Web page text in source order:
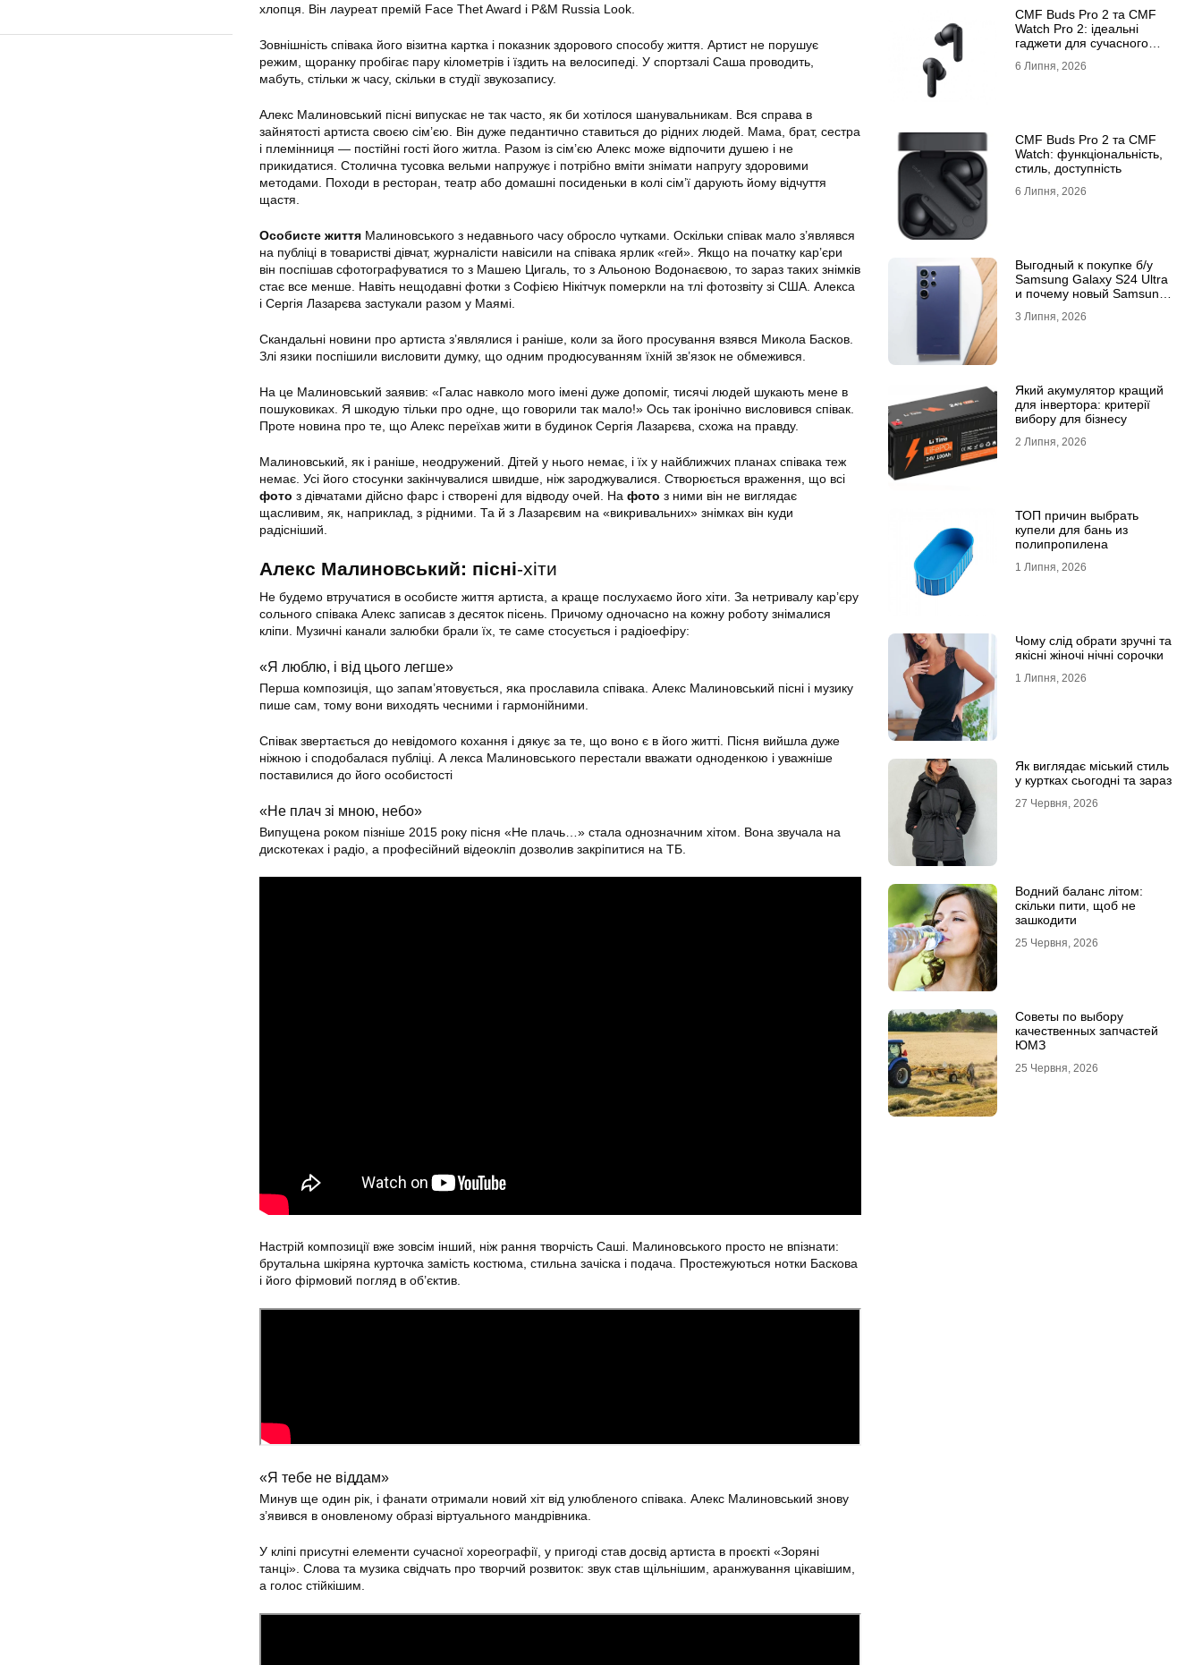
хлопця. Він лауреат премій Face Thet Award і P&M Russia Look.
Зовнішність співака його візитна картка і показник здорового способу життя. Артист не порушує
режим, щоранку пробігає пару кілометрів і їздить на велосипеді. У спортзалі Саша проводить,
мабуть, стільки ж часу, скільки в студії звукозапису.
Алекс Малиновський пісні випускає не так часто, як би хотілося шанувальникам. Вся справа в
зайнятості артиста своєю сім’єю. Він дуже педантично ставиться до рідних людей. Мама, брат, сестра
і племінниця — постійні гості його житла. Разом із сім’єю Алекс може відпочити душею і не
прикидатися. Столична тусовка вельми напружує і потрібно вміти знімати напругу здоровими
методами. Походи в ресторан, театр або домашні посиденьки в колі сім’ї дарують йому відчуття
щастя.
Особисте життя Малиновського з недавнього часу обросло чутками. Оскільки співак мало з’являвся
на публіці в товаристві дівчат, журналісти навісили на співака ярлик «гей». Якщо на початку кар’єри
він поспішав сфотографуватися то з Машею Цигаль, то з Альоною Водонаєвою, то зараз таких знімків
стає все менше. Навіть нещодавні фотки з Софією Нікітчук померкли на тлі фотозвіту зі США. Алекса
і Сергія Лазарєва застукали разом у Маямі.
Скандальні новини про артиста з’являлися і раніше, коли за його просування взявся Микола Басков.
Злі язики поспішили висловити думку, що одним продюсуванням їхній зв’язок не обмежився.
На це Малиновський заявив: «Галас навколо мого імені дуже допоміг, тисячі людей шукають мене в
пошуковиках. Я шкодую тільки про одне, що говорили так мало!» Ось так іронічно висловився співак.
Проте новина про те, що Алекс переїхав жити в будинок Сергія Лазарєва, схожа на правду.
Малиновський, як і раніше, неодружений. Дітей у нього немає, і їх у найближчих планах співака теж
немає. Усі його стосунки закінчувалися швидше, ніж зароджувалися. Створюється враження, що всі
фото з дівчатами дійсно фарс і створені для відводу очей. На фото з ними він не виглядає
щасливим, як, наприклад, з рідними. Та й з Лазарєвим на «викривальних» знімках він куди
радісніший.
Алекс Малиновський: пісні-хіти
Не будемо втручатися в особисте життя артиста, а краще послухаємо його хіти. За нетривалу кар’єру
сольного співака Алекс записав з десяток пісень. Причому одночасно на кожну роботу знімалися
кліпи. Музичні канали залюбки брали їх, те саме стосується і радіоефіру:
«Я люблю, і від цього легше»
Перша композиція, що запам’ятовується, яка прославила співака. Алекс Малиновський пісні і музику
пише сам, тому вони виходять чесними і гармонійними.
Співак звертається до невідомого кохання і дякує за те, що воно є в його житті. Пісня вийшла дуже
ніжною і сподобалася публіці. А лекса Малиновського перестали вважати одноденкою і уважніше
поставилися до його особистості
«Не плач зі мною, небо»
Випущена роком пізніше 2015 року пісня «Не плачь…» стала однозначним хітом. Вона звучала на
дискотеках і радіо, а професійний відеокліп дозволив закріпитися на ТБ.
Настрій композиції вже зовсім інший, ніж рання творчість Саші. Малиновського просто не впізнати:
брутальна шкіряна курточка замість костюма, стильна зачіска і подача. Простежуються нотки Баскова
і його фірмовий погляд в об’єктив.
«Я тебе не віддам»
Минув ще один рік, і фанати отримали новий хіт від улюбленого співака. Алекс Малиновський знову
з’явився в оновленому образі віртуального мандрівника.
У кліпі присутні елементи сучасної хореографії, у пригоді став досвід артиста в проєкті «Зоряні
танці». Слова та музика свідчать про творчий розвиток: звук став щільнішим, аранжування цікавішим,
а голос стійкішим.
CMF Buds Pro 2 та CMF
Watch Pro 2: ідеальні
гаджети для сучасного
6 Липня, 2026
CMF Buds Pro 2 та CMF
Watch: функціональність,
стиль, доступність
6 Липня, 2026
Выгодный к покупке б/у
Samsung Galaxy S24 Ultra
и почему новый Samsung
лучшим
3 Липня, 2026
Який акумулятор кращий
для інвертора: критерії
вибору для бізнесу
2 Липня, 2026
ТОП причин выбрать
купели для бань из
полипропилена
1 Липня, 2026
Чому слід обрати зручні та
якісні жіночі нічні сорочки
1 Липня, 2026
Як виглядає міський стиль
у куртках сьогодні та зараз
27 Червня, 2026
Водний баланс літом:
скільки пити, щоб не
зашкодити
25 Червня, 2026
Советы по выбору
качественных запчастей
ЮМЗ
25 Червня, 2026